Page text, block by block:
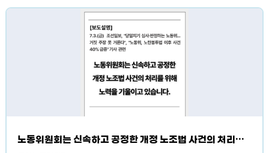
노동위원회는 신속하고 공정한 개정 노조법 사건의 처리를 위해 노력을 기울이고 있습니다.